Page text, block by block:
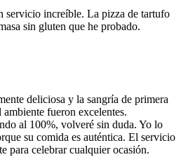
servicio increíble. La pizza de tartufo
sin gluten que he probado.
deliciosa y la sangría de primera
fueron excelentes.
al 100%, volveré sin duda. Yo lo
su comida es auténtica. El servicio
para celebrar cualquier ocasión.